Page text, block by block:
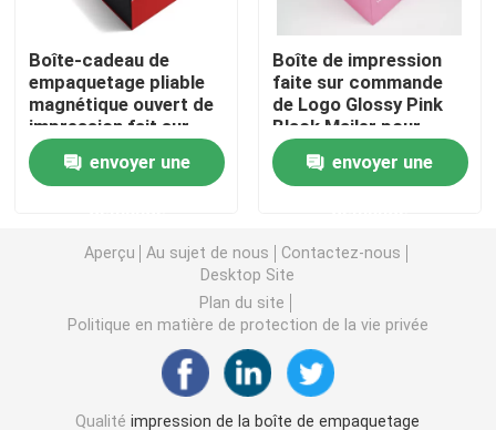
Emballage des aliments
Impression de livres à couverture rigide
Boîtes de empaquetage de chaussure
Boîte d'emballage de perruque
Boîte-cadeau de
empaquetage pliable
magnétique ouvert de
impression fait sur
commande d'aileron
pour la chaussure
d'habillement
envoyer une
Boîte de impression
faite sur commande
de Logo Glossy Pink
Black Mailer pour
l'emballage de jouets
envoyer une
Aperçu Au sujet de nous
Contactez-nous
Desktop Site
Plan du site
Politique en matière de protection de la vie privée
Qualitéimpression de la boîte de empaquetage